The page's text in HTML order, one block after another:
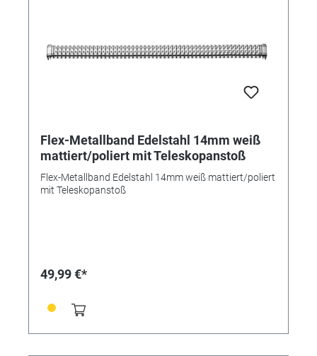
Flex-Metallband Edelstahl 14mm weiß
mattiert/poliert mit Teleskopanstoß
Flex-Metallband Edelstahl 14mm weiß mattiert/poliert
mit Teleskopanstoß
49,99 €*